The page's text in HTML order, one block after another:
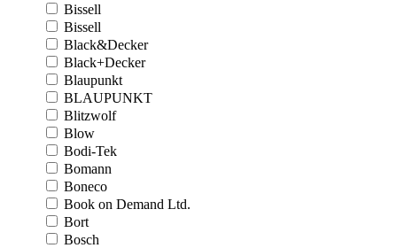
Bissell
Bissell
Black&Decker
Black+Decker
Blaupunkt
BLAUPUNKT
Blitzwolf
Blow
Bodi-Tek
Bomann
Boneco
Book on Demand Ltd.
Bort
Bosch